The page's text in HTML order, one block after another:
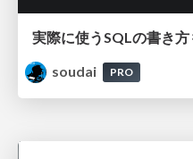
soudai
PRO